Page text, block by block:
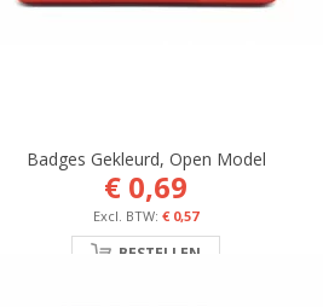
Badges Gekleurd, Open Model
€ 0,69
€ 0,57
BESTELLEN